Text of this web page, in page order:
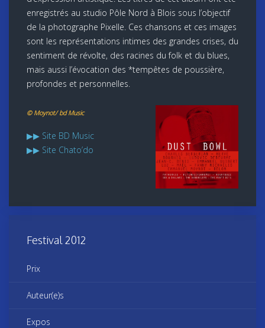
enregistrés au studio Pôle Nord à Blois sous l’objectif
de la photographe Pixelle. Ces chansons et ces images
sont les représentations intimes des grandes crises, du
sentiment de révolte, des racines du folk et du blues,
mais aussi l’évocation des *tempêtes de poussière,
profondes et personnelles.
© Moynot/ bd Music
▶▶ Site BD Music
▶▶ Site Chato’do
Festival 2012
Prix
Auteur(e)s
Expos